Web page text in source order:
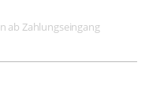
ab Zahlungseingang